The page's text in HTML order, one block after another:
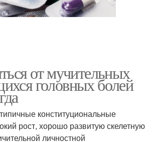
от мучительных
головных болей
конституциональные
рост, хорошо развитую скелетную
личностной